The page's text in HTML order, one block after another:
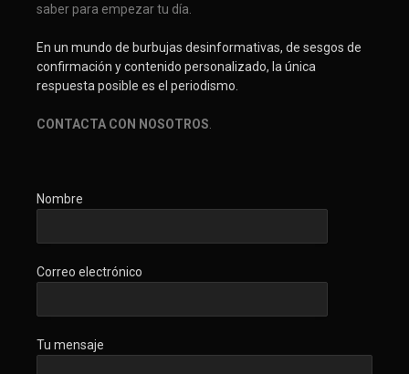
saber para empezar tu día.
En un mundo de burbujas desinformativas, de sesgos de
confirmación y contenido personalizado, la única
respuesta posible es el periodismo.
CONTACTA CON NOSOTROS
Nombre
Correo electrónico
Tu mensaje